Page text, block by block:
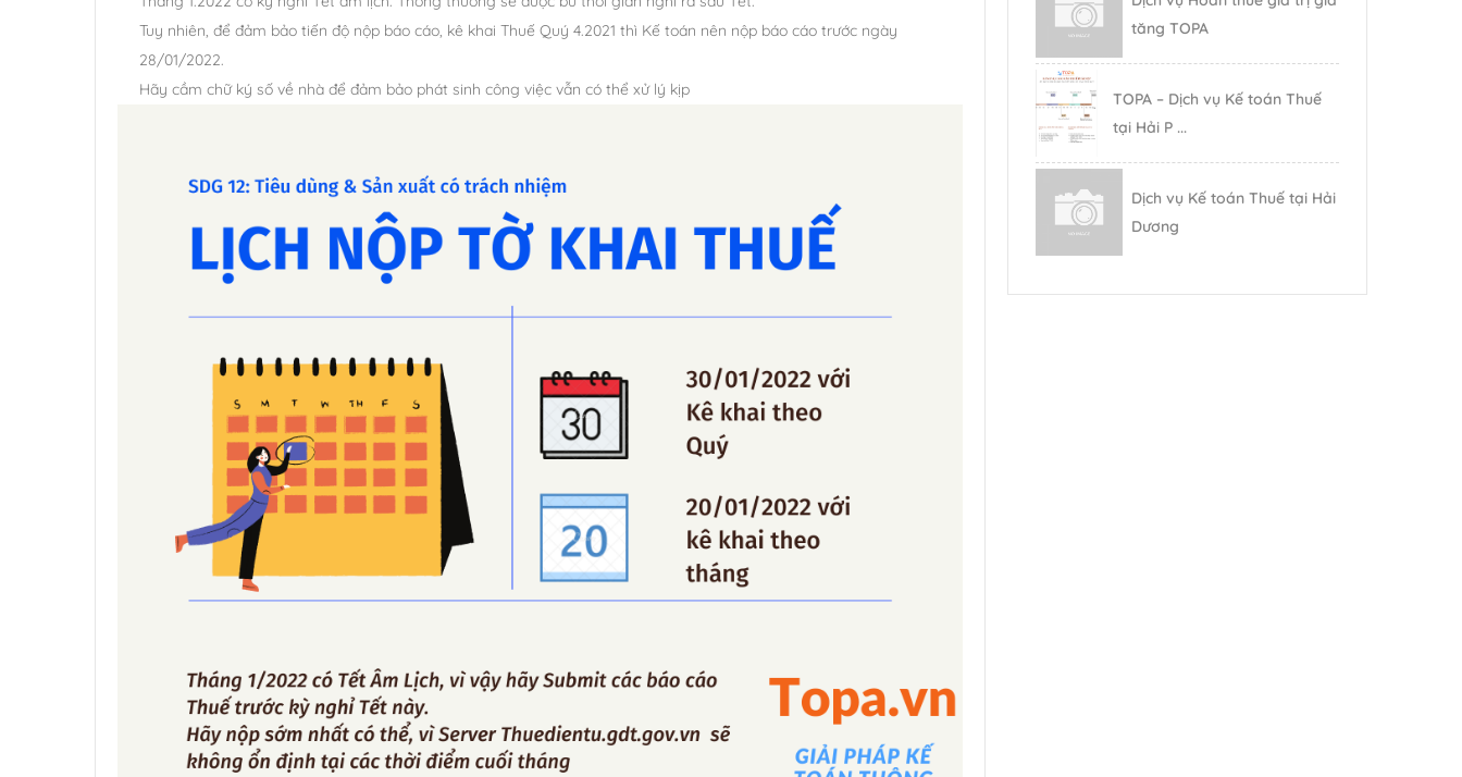
Tuy nhiên, để đảm bảo tiến độ nộp báo cáo, kê khai Thuế Quý 4.2021 thì Kế toán nên nộp báo cáo trước ngày
28/01/2022.
Hãy cầm chữ ký số về nhà để đảm bảo phát sinh công việc vẫn có thể xử lý kịp
tăng TOPA
TOPA – Dịch vụ Kế toán Thuế
tại Hải P ...
Dịch vụ Kế toán Thuế tại Hải
Dương